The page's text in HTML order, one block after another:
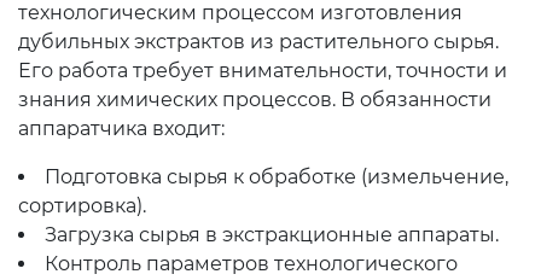
технологическим процессом изготовления
дубильных экстрактов из растительного сырья.
Его работа требует внимательности, точности и
знания химических процессов. В обязанности
аппаратчика входит:
Подготовка сырья к обработке (измельчение,
сортировка).
Загрузка сырья в экстракционные аппараты.
Контроль параметров технологического